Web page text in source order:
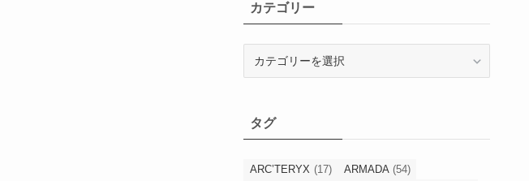
カテゴリー
ータグ
ARC’TERYX (17) ARMADA (54)